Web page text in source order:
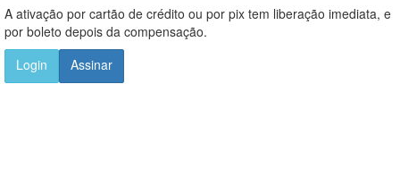
A ativação por cartão de crédito ou por pix tem liberação imediata, e
por boleto depois da compensação.
Login
Assinar